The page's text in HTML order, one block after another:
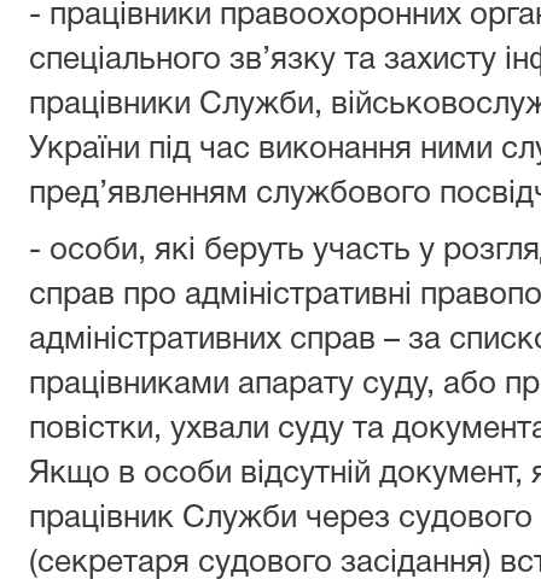
- працівники правоохоронних
спеціального зв’язку та захисту
працівники Служби,
України під час виконання ними
пред’явленням службового
- особи, які беруть участь у
справ про адміністративні
адміністративних справ – за
працівниками апарату суду, або
повістки, ухвали суду та
Якщо в особи відсутній документ,
працівник Служби через
(секретаря судового засідання)